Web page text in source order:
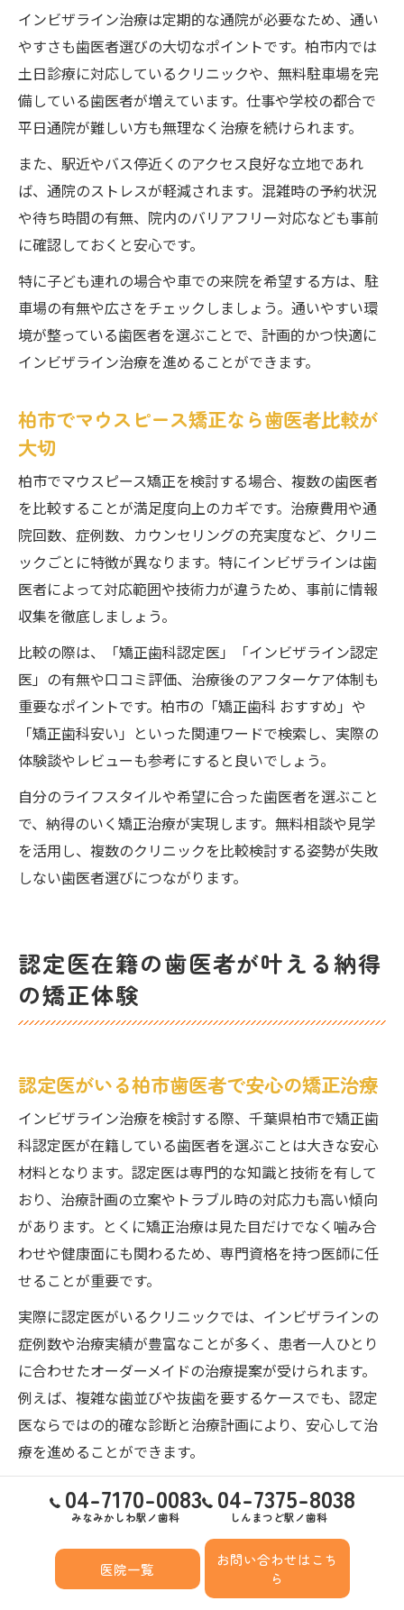
インビザライン治療は定期的な通院が必要なため、通い
やすさも歯医者選びの大切なポイントです。柏市内では
土日診療に対応しているクリニックや、無料駐車場を完
備している歯医者が増えています。仕事や学校の都合で
平日通院が難しい方も無理なく治療を続けられます。
また、駅近やバス停近くのアクセス良好な立地であれ
ば、通院のストレスが軽減されます。混雑時の予約状況
や待ち時間の有無、院内のバリアフリー対応なども事前
に確認しておくと安心です。
特に子ども連れの場合や車での来院を希望する方は、駐
車場の有無や広さをチェックしましょう。通いやすい環
境が整っている歯医者を選ぶことで、計画的かつ快適に
インビザライン治療を進めることができます。
柏市でマウスピース矯正なら歯医者比較が
大切
柏市でマウスピース矯正を検討する場合、複数の歯医者
を比較することが満足度向上のカギです。治療費用や通
院回数、症例数、カウンセリングの充実度など、クリニ
ックごとに特徴が異なります。特にインビザラインは歯
医者によって対応範囲や技術力が違うため、事前に情報
収集を徹底しましょう。
比較の際は、「矯正歯科認定医」「インビザライン認定
医」の有無や口コミ評価、治療後のアフターケア体制も
重要なポイントです。柏市の「矯正歯科 おすすめ」や
「矯正歯科安い」といった関連ワードで検索し、実際の
体験談やレビューも参考にすると良いでしょう。
自分のライフスタイルや希望に合った歯医者を選ぶこと
で、納得のいく矯正治療が実現します。無料相談や見学
を活用し、複数のクリニックを比較検討する姿勢が失敗
しない歯医者選びにつながります。
認定医在籍の歯医者が叶える納得
の矯正体験
認定医がいる柏市歯医者で安心の矯正治療
インビザライン治療を検討する際、千葉県柏市で矯正歯
科認定医が在籍している歯医者を選ぶことは大きな安心
材料となります。認定医は専門的な知識と技術を有して
おり、治療計画の立案やトラブル時の対応力も高い傾向
があります。とくに矯正治療は見た目だけでなく噛み合
わせや健康面にも関わるため、専門資格を持つ医師に任
せることが重要です。
実際に認定医がいるクリニックでは、インビザラインの
症例数や治療実績が豊富なことが多く、患者一人ひとり
に合わせたオーダーメイドの治療提案が受けられます。
例えば、複雑な歯並びや抜歯を要するケースでも、認定
医ならではの的確な診断と治療計画により、安心して治
療を進めることができます。
認定医がいるかどうかは、各クリニックのホームページ
や院内掲示、初診相談時に確認できます。信頼できる歯
医者を選ぶことで、治療期間中の不安や疑問も解消しや
すくなります。柏市内で矯正歯科認定医の在籍を重視す
ることで、納得のいくインビザライン治療につながるで
04-7170-0083
みなみかしわ駅ノ歯科
04-7375-8038
しんまつど駅ノ歯科
医院一覧
お問い合わせはこち
ら